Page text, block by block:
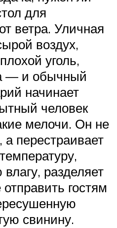
для
ветра. Уличная
воздух,
уголь,
— и обычный
начинает
человек
мелочи. Он не
а перестраивает
разделяет
гостям
свинину.